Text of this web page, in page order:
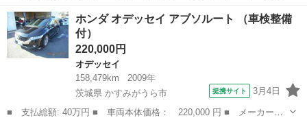
名： ホンダ ■ 車種名： オデッセイ ■ グレード名： ＭＸ・エ
アロパッケージ 禁煙車 ＨＤＤナビ ＨＩＤヘッドライト 純正ア
ルミ ＥＴＣ...
東京 足立区 オデッセイ
ホンダ オデッセイ アブソルート （車検整備
付）
220,000円
オデッセイ
158,479km
2009年
茨城県 かすみがうら市
提携サイト 3月4日
■ 支払総額: 40万円 ■ 車両本体価格： 220,000 円 ■ メーカー